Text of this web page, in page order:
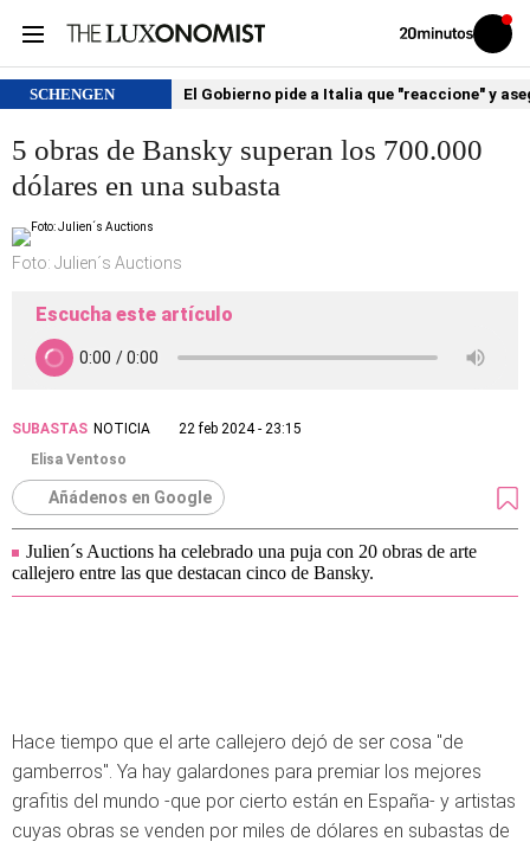
Volver
Iniciar
sesión
SCHENGEN El Gobierno pide a Italia que "reaccione" y
5 obras de Bansky superan los 700.000
dólares en una subasta
Foto: Julien´s Auctions
Escucha este artículo
SUBASTAS NOTICIA
22 feb 2024 - 23:15
Elisa Ventoso
Añádenos en Google
Julien´s Auctions ha celebrado una puja con 20 obras de arte
callejero entre las que destacan cinco de Bansky.
Hace tiempo que el arte callejero dejó de ser cosa "de
gamberros". Ya hay galardones para premiar los mejores
grafitis del mundo -que por cierto están en España- y artistas
cuyas obras se venden por miles de dólares en subastas de